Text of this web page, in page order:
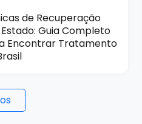
de Recuperação
Guia Completo
Encontrar Tratamento